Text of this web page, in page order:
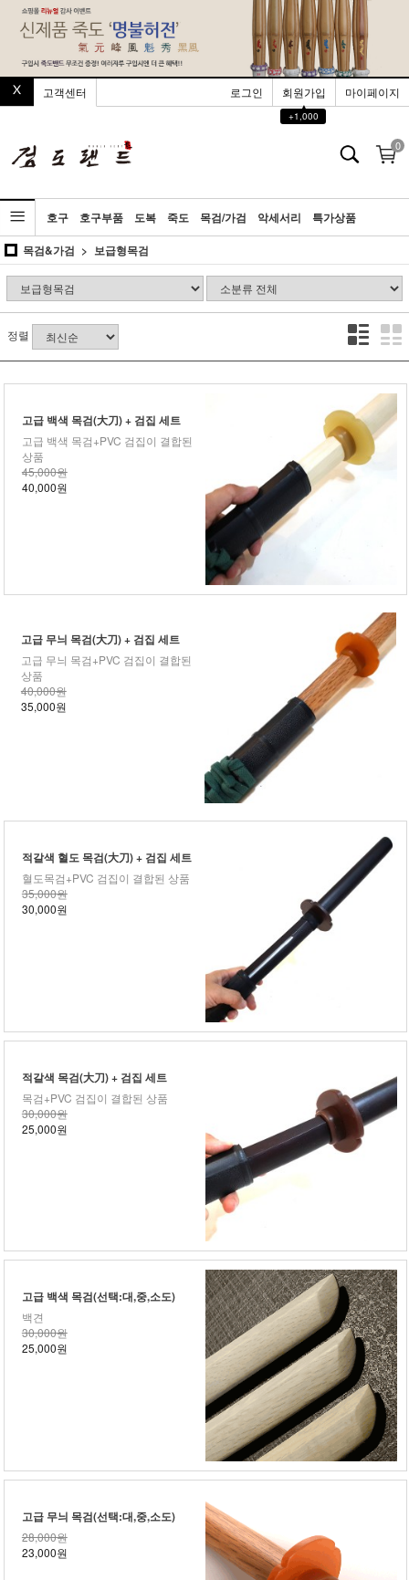
고객센터 로그인 회원가입
▲
+1,000
마이페이지
0
호구 호구부품 도복 죽도 목검/가검 악세서리
특가상품
목검&가검
보급형목검
정렬
고급 백색 목검(大刀) + 검집 세트
고급 백색 목검+PVC 검집이 결합된
상품
45,000원
40,000원
고급 무늬 목검(大刀) + 검집 세트
고급 무늬 목검+PVC 검집이 결합된
상품
40,000원
35,000원
적갈색 혈도 목검(大刀) + 검집 세트
혈도목검+PVC 검집이 결합된 상품
35,000원
30,000원
적갈색 목검(大刀) + 검집 세트
목검+PVC 검집이 결합된 상품
30,000원
25,000원
고급 백색 목검(선택:대,중,소도)
백견
30,000원
25,000원
고급 무늬 목검(선택:대,중,소도)
28,000원
23,000원